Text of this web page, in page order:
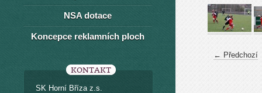
← Předchozí
NSA dotace
Koncepce reklamních ploch
KONTAKT
SK Horní Bříza z.s.